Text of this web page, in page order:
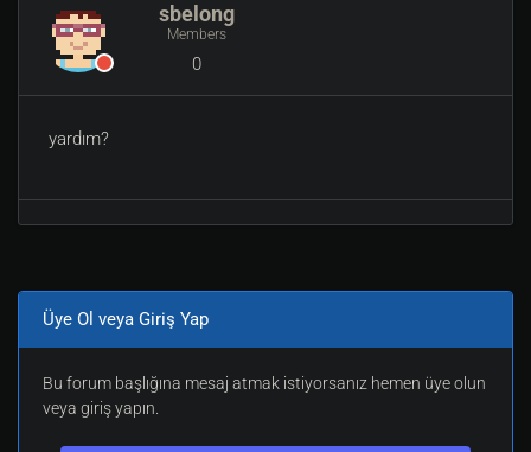
sbelong
Members
0
yardım?
Üye Ol veya Giriş Yap
Bu forum başlığına mesaj atmak istiyorsanız hemen üye olun
veya giriş yapın.